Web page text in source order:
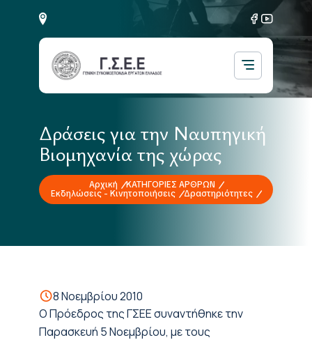
Δράσεις για την Ναυπηγική
Βιομηχανία της χώρας
Αρχική
ΚΑΤΗΓΟΡΙΕΣ ΑΡΘΡΩΝ
Εκδηλώσεις - Κινητοποιήσεις
Δραστηριότητες
8 Νοεμβρίου 2010
Ο Πρόεδρος της ΓΣΕΕ συναντήθηκε την
Παρασκευή 5 Νοεμβρίου, με τους